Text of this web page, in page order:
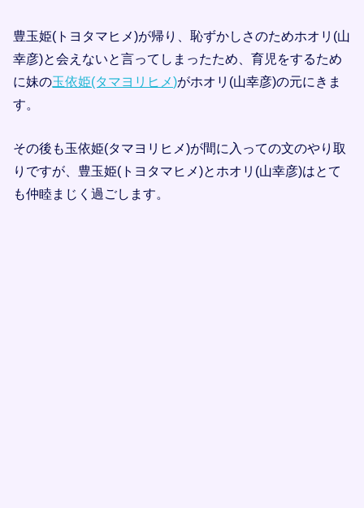
豊玉姫(トヨタマヒメ)が帰り、恥ずかしさのためホオリ(山
幸彦)と会えないと言ってしまったため、育児をするため
に妹の玉依姫(タマヨリヒメ)がホオリ(山幸彦)の元にきま
す。
その後も玉依姫(タマヨリヒメ)が間に入っての文のやり取
りですが、豊玉姫(トヨタマヒメ)とホオリ(山幸彦)はとて
も仲睦まじく過ごします。